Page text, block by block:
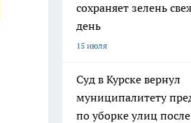
сохраняет зелень
день
15 июля
Суд в Курске вернул
муниципалитету
по уборке улиц